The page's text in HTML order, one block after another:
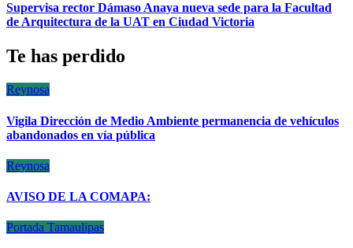
Supervisa rector Dámaso Anaya nueva sede para la Facultad
de Arquitectura de la UAT en Ciudad Victoria
Te has perdido
Reynosa
Vigila Dirección de Medio Ambiente permanencia de vehículos
abandonados en vía pública
Reynosa
AVISO DE LA COMAPA:
Portada Tamaulipas